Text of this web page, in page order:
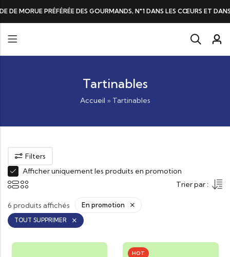
DE MORUE PRÉFÉRÉE DES GOURMANDS, N°1 DANS LES CŒURS ET
Tartinables
Accueil » Tartinables
Filters
Afficher uniquement les produits en promotion
Trier par :
6 produits affichés En promotion
TOUT SUPPRIMER
HOT